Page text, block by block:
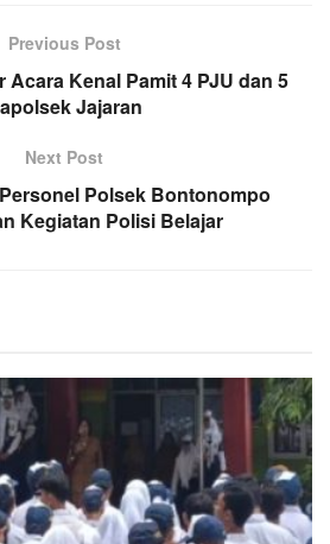
Previous Post
Acara Kenal Pamit 4 PJU dan 5
Jajaran
Next Post
Polsek Bontonompo
Kegiatan Polisi Belajar